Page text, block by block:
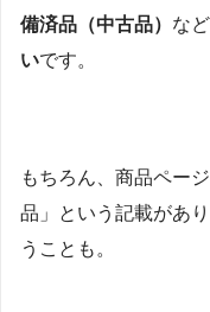
備済品（中古品） な
いです。
もちろん、商品ペー
品」という記載があ
うことも。